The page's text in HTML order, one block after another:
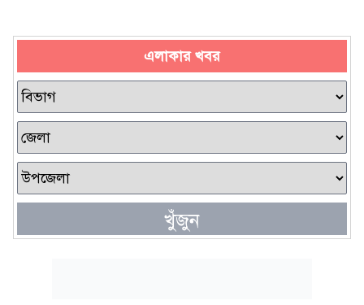
এলাকার খবর
খুঁজুন